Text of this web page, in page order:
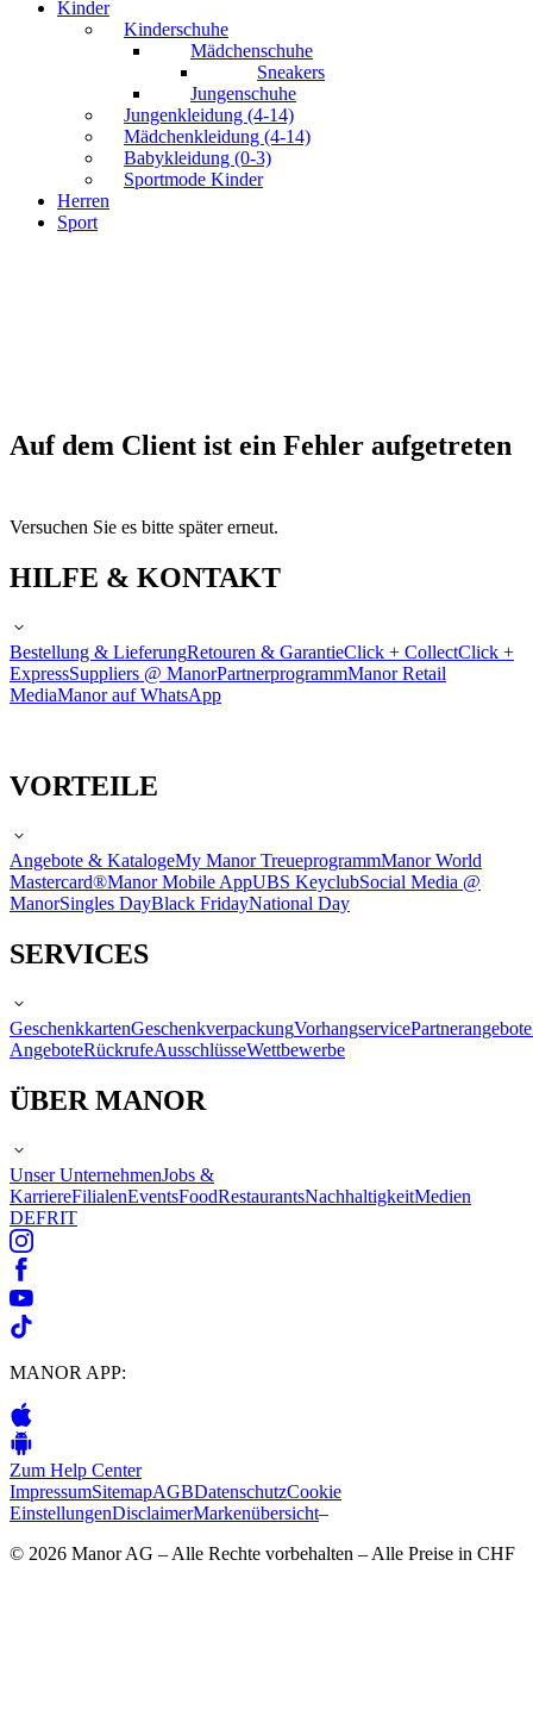
Kinder
Kinderschuhe
Mädchenschuhe
Sneakers
Jungenschuhe
Jungenkleidung (4-14)
Mädchenkleidung (4-14)
Babykleidung (0-3)
Sportmode Kinder
Herren
Sport
Auf dem Client ist ein Fehler aufgetreten
Versuchen Sie es bitte später erneut.
HILFE & KONTAKT
Bestellung & LieferungRetouren & GarantieClick + CollectClick +
ExpressSuppliers @ ManorPartnerprogrammManor Retail
MediaManor auf WhatsApp
VORTEILE
Angebote & KatalogeMy Manor TreueprogrammManor World
Mastercard®Manor Mobile AppUBS KeyclubSocial Media @
ManorSingles DayBlack FridayNational Day
SERVICES
GeschenkkartenGeschenkverpackungVorhangservicePartnerangebote
AngeboteRückrufeAusschlüsseWettbewerbe
ÜBER MANOR
Unser UnternehmenJobs &
KarriereFilialenEventsFoodRestaurantsNachhaltigkeitMedien
DEFRIT
MANOR APP:
Zum Help Center
ImpressumSitemapAGBDatenschutzCookie
EinstellungenDisclaimerMarkenübersicht–
© 2026 Manor AG – Alle Rechte vorbehalten – Alle Preise in CHF